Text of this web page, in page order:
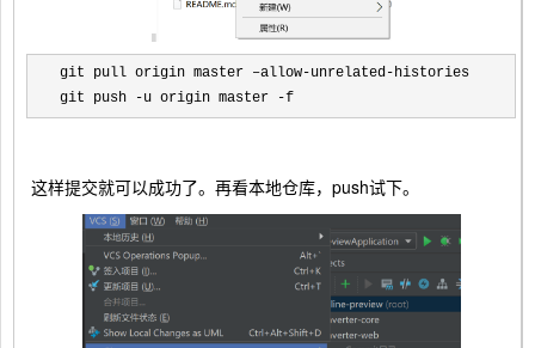
git pull origin master –allow-unrelated-histories
git push -u origin master -f
这样提交就可以成功了。再看本地仓库，push试下。